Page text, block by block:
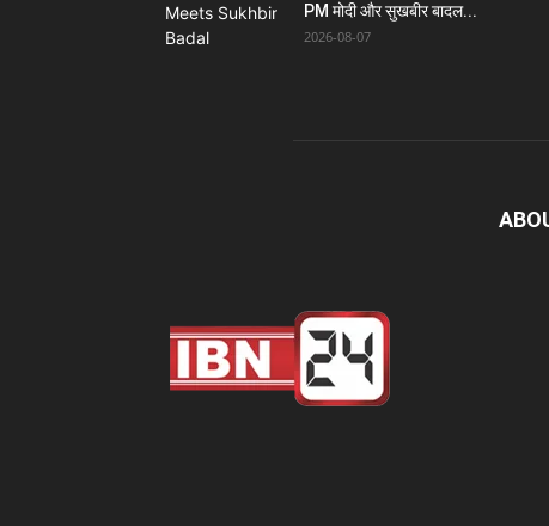
PM मोदी और सुखबीर बादल...
2026-08-07